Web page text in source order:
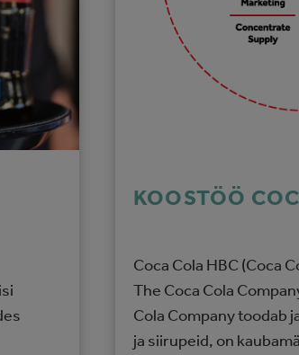
KOOSTÖÖ
Coca Cola HBC (Coca
The Coca Cola
Cola Company toodab
ja siirupeid, on